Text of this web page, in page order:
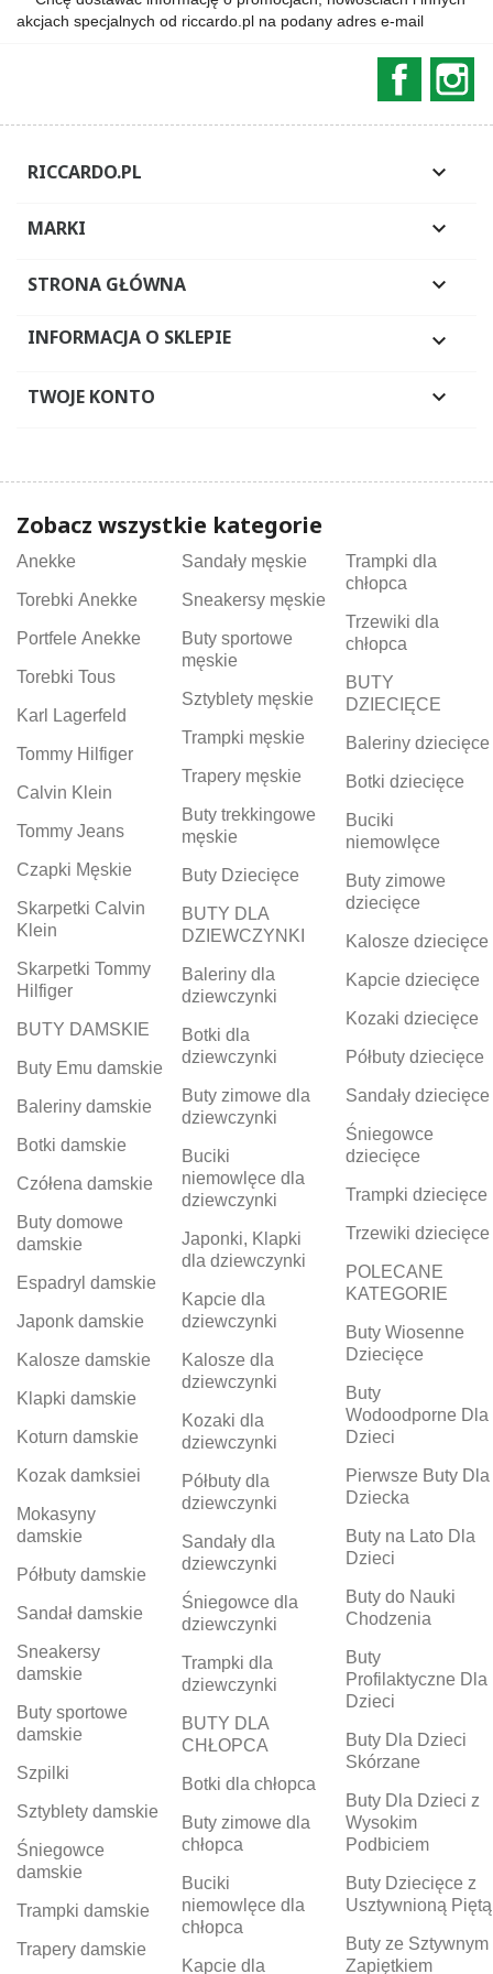
akcjach specjalnych od riccardo.pl na podany adres e-mail
RICCARDO.PL 
MARKI 
STRONA GŁÓWNA 
INFORMACJA O SKLEPIE 
TWOJE KONTO 
Zobacz wszystkie kategorie
Anekke
Torebki Anekke
Portfele Anekke
Torebki Tous
Karl Lagerfeld
Tommy Hilfiger
Calvin Klein
Tommy Jeans
Czapki Męskie
Skarpetki Calvin
Klein
Skarpetki Tommy
Hilfiger
BUTY DAMSKIE
Buty Emu damskie
Baleriny damskie
Botki damskie
Czółena damskie
Buty domowe
damskie
Espadryl damskie
Japonk damskie
Kalosze damskie
Klapki damskie
Koturn damskie
Kozak damksiei
Mokasyny
damskie
Półbuty damskie
Sandał damskie
Sneakersy
damskie
Buty sportowe
damskie
Szpilki
Sztyblety damskie
Śniegowce
damskie
Trampki damskie
Trapery damskie
Sandały męskie
Sneakersy męskie
Buty sportowe
męskie
Sztyblety męskie
Trampki męskie
Trapery męskie
Buty trekkingowe
męskie
Buty Dziecięce
BUTY DLA
DZIEWCZYNKI
Baleriny dla
dziewczynki
Botki dla
dziewczynki
Buty zimowe dla
dziewczynki
Buciki
niemowlęce dla
dziewczynki
Japonki, Klapki
dla dziewczynki
Kapcie dla
dziewczynki
Kalosze dla
dziewczynki
Kozaki dla
dziewczynki
Półbuty dla
dziewczynki
Sandały dla
dziewczynki
Śniegowce dla
dziewczynki
Trampki dla
dziewczynki
BUTY DLA
CHŁOPCA
Botki dla chłopca
Buty zimowe dla
chłopca
Buciki
niemowlęce dla
chłopca
Kapcie dla
Trampki dla
chłopca
Trzewiki dla
chłopca
BUTY
DZIECIĘCE
Baleriny dziecięce
Botki dziecięce
Buciki
niemowlęce
Buty zimowe
dziecięce
Kalosze dziecięce
Kapcie dziecięce
Kozaki dziecięce
Półbuty dziecięce
Sandały dziecięce
Śniegowce
dziecięce
Trampki dziecięce
Trzewiki dziecięce
POLECANE
KATEGORIE
Buty Wiosenne
Dziecięce
Buty
Wodoodporne Dla
Dzieci
Pierwsze Buty Dla
Dziecka
Buty na Lato Dla
Dzieci
Buty do Nauki
Chodzenia
Buty
Profilaktyczne Dla
Dzieci
Buty Dla Dzieci
Skórzane
Buty Dla Dzieci z
Wysokim
Podbiciem
Buty Dziecięce z
Usztywnioną Piętą
Buty ze Sztywnym
Zapiętkiem